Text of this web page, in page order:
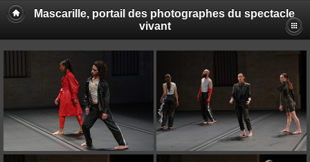
Mascarille, portail des photographes du spectacle
vivant